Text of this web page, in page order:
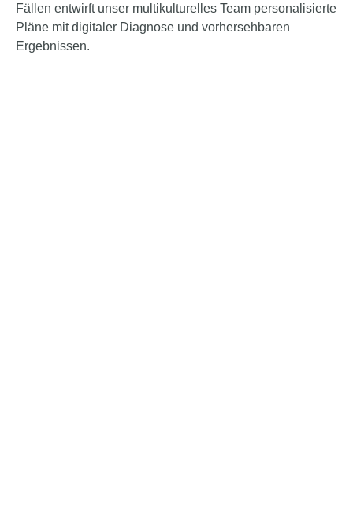
Fällen entwirft unser multikulturelles Team personalisierte
Pläne mit digitaler Diagnose und vorhersehbaren
Ergebnissen.